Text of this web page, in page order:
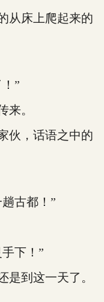
床上爬起来的
”
。
，话语之中的
古都！”
下！”
到这一天了。